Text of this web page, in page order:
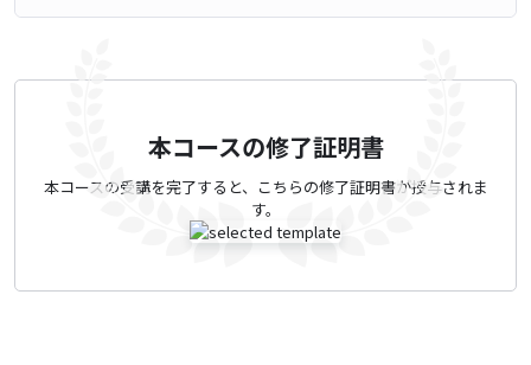
本コースの修了証明書
本コースの受講を完了すると、こちらの修了証明書が授与されま
す。